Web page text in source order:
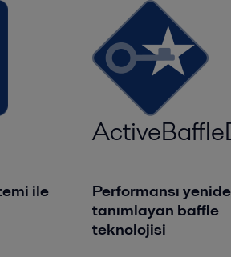
ile
Performansı
tanımlayan baffle
teknolojisi